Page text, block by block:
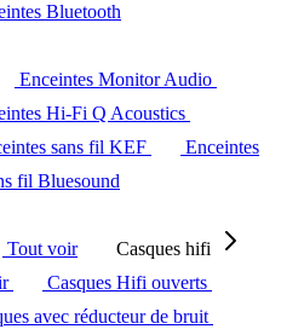
Bluetooth
Enceintes Monitor Audio
Hi-Fi Q Acoustics
sans fil KEF
Enceintes
fil Bluesound
Tout voir
Casques hifi
Casques Hifi ouverts
avec réducteur de bruit